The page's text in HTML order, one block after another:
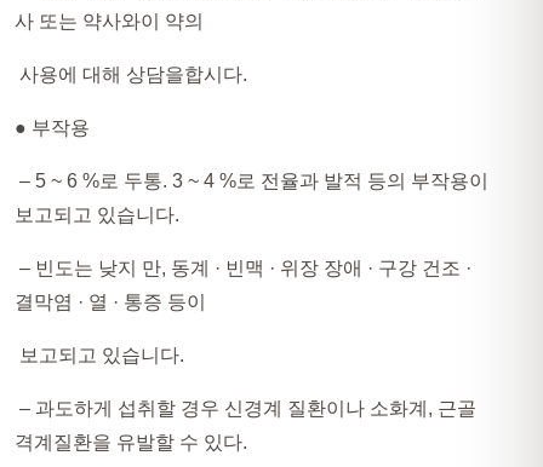
사 또는 약사와이 약의
사용에 대해 상담을합시다.
● 부작용​
– 5 ~ 6 %로 두통. 3 ~ 4 %로 전율과 발적 등의 부작용이
보고되고 있습니다.
– 빈도는 낮지 만, 동계 · ​​빈맥 · 위장 장애 · 구강 건조 ·
결막염 · 열 · 통증 등이
보고되고 있습니다.
– 과도하게 섭취할 경우 신경계 질환이나 소화계, 근골
격계질환을 유발할 수 있다.